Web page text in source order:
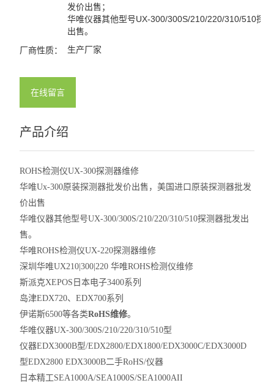
发价出售；
华唯仪器其他型号UX-300/300S/210/220/310/510探
出售。
厂商性质： 生产厂家
在线留言
产品介绍
ROHS检测仪UX-300探测器维修
华唯Ux-300原装探测器批发价出售，美国进口原装探测器批发
价出售
华唯仪器其他型号UX-300/300S/210/220/310/510探测器批发出
售。
华唯ROHS检测仪UX-220探测器维修
深圳华唯UX210|300|220 华唯ROHS检测仪维修
斯派克XEPOS日本电子3400系列
岛津EDX720、EDX700系列
伊诺斯6500等各类RoHS维修。
华唯仪器UX-300/300S/210/220/310/510型
仪器EDX3000B型/EDX2800/EDX1800/EDX3000C/EDX3000D
型EDX2800 EDX3000B二手RoHS/仪器
日本精工SEA1000A/SEA1000S/SEA1000AII